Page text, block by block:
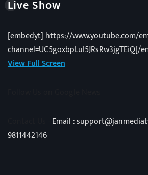
Live Show
[embedyt] https://www.youtube.com/
channel=UC5goxbpLuI5JRsRw3jgTEiQ[/
View Full Screen
Email :
9811442146